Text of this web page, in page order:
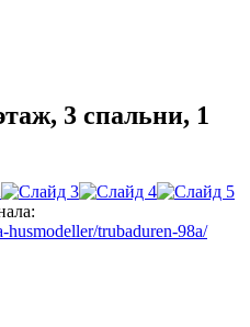
3 спальни, 1
trubaduren-98a/